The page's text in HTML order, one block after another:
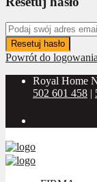
Resetuj hasło
Powrót do logowania
Royal Home
502 601 458 |